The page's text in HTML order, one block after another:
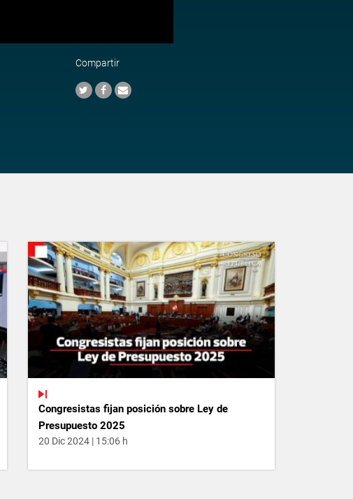
Compartir
Congresistas fijan posición sobre Ley de
Presupuesto 2025
20 Dic 2024 | 15:06 h